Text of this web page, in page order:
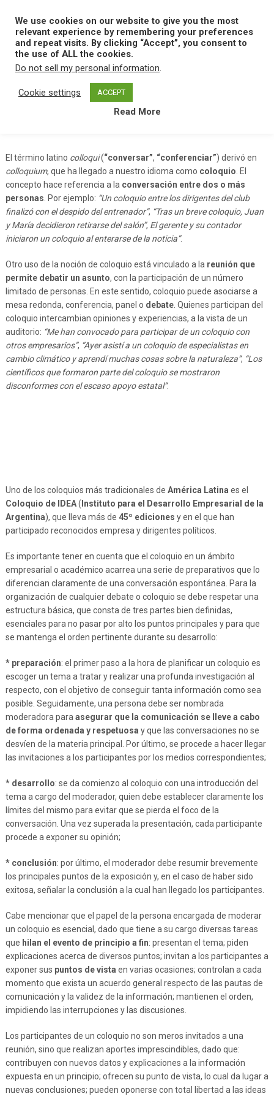
content
MENU
Home C Coloquio
El término latino colloqui(“conversar”, “conferenciar”) derivó en
colloquium, que ha llegado a nuestro idioma como coloquio . El
concepto hace referencia a la conversación entre dos o más
personas . Por ejemplo: “Un coloquio entre los dirigentes del club
finalizó con el despido del entrenador”, “Tras un breve coloquio, Juan
y María decidieron retirarse del salón”, El gerente y su contador
iniciaron un coloquio al enterarse de la noticia”.
Otro uso de la noción de coloquio está vinculado a la reunión que
permite debatir un asunto, con la participación de un número
limitado de personas. En este sentido, coloquio puede asociarse a
mesa redonda, conferencia, panel o debate. Quienes participan del
coloquio intercambian opiniones y experiencias, a la vista de un
auditorio: “Me han convocado para participar de un coloquio con
otros empresarios”, “Ayer asistí a un coloquio de especialistas en
cambio climático y aprendí muchas cosas sobre la naturaleza”, “Los
científicos que formaron parte del coloquio se mostraron
disconformes con el escaso apoyo estatal”.
Uno de los coloquios más tradicionales de América Latina es el
Coloquio de IDEA( Instituto para el Desarrollo Empresarial de la
Argentina), que lleva más de 45º ediciones y en el que han
participado reconocidos empresa y dirigentes políticos.
Es importante tener en cuenta que el coloquio en un ámbito
empresarial o académico acarrea una serie de preparativos que lo
diferencian claramente de una conversación espontánea. Para la
organización de cualquier debate o coloquio se debe respetar una
estructura básica, que consta de tres partes bien definidas,
esenciales para no pasar por alto los puntos principales y para que
se mantenga el orden pertinente durante su desarrollo:
* preparación: el primer paso a la hora de planificar un coloquio es
escoger un tema a tratar y realizar una profunda investigación al
respecto, con el objetivo de conseguir tanta información como sea
posible. Seguidamente, una persona debe ser nombrada
moderadora para asegurar que la comunicación se lleve a cabo
de forma ordenada y respetuosa y que las conversaciones no se
desvíen de la materia principal. Por último, se procede a hacer llegar
las invitaciones a los participantes por los medios correspondientes;
* desarrollo: se da comienzo al coloquio con una introducción del
tema a cargo del moderador, quien debe establecer claramente los
límites del mismo para evitar que se pierda el foco de la
conversación. Una vez superada la presentación, cada participante
procede a exponer su opinión;
* conclusión: por último, el moderador debe resumir brevemente
los principales puntos de la exposición y, en el caso de haber sido
exitosa, señalar la conclusión a la cual han llegado los participantes.
Cabe mencionar que el papel de la persona encargada de moderar
un coloquio es esencial, dado que tiene a su cargo diversas tareas
que hilan el evento de principio a fin: presentan el tema; piden
explicaciones acerca de diversos puntos; invitan a los participantes a
exponer sus puntos de vista en varias ocasiones; controlan a cada
momento que exista un acuerdo general respecto de las pautas de
comunicación y la validez de la información; mantienen el orden,
impidiendo las interrupciones y las discusiones.
Los participantes de un coloquio no son meros invitados a una
reunión, sino que realizan aportes imprescindibles, dado que:
contribuyen con nuevos datos y explicaciones a la información
expuesta en un principio; ofrecen su punto de vista, lo cual da lugar a
nuevas conclusiones; pueden oponerse con total libertad a las ideas
We use cookies on our website to give you the most
relevant experience by remembering your preferences
and repeat visits. By clicking “Accept”, you consent to
the use of ALL the cookies.
Do not sell my personal information.
Cookie settings ACCEPT
Read More